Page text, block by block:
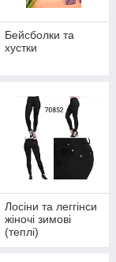
Бейсболки та
хустки
Лосіни та леггінси
жіночі зимові
(теплі)